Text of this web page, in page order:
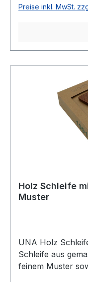
Preise inkl. MwSt.
Holz Schleife
Muster
UNA Holz
Schleife aus
feinem Muster